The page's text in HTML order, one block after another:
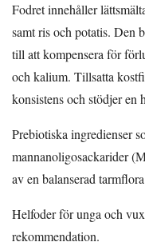
Fodret innehåller
samt ris och potatis. Den
till att kompensera för
och kalium. Tillsatta
konsistens och stödjer en
Prebiotiska ingredienser
mannanoligosackarider
av en balanserad
Helfoder för unga och
rekommendation.